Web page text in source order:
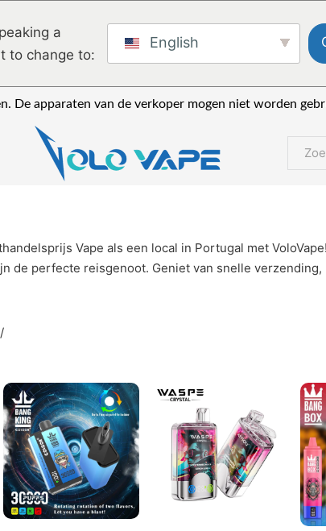
a
to change to:
English
De apparaten van de verkoper mogen niet worden
Vape als een local in Portugal met
de perfecte reisgenoot. Geniet van snelle
/